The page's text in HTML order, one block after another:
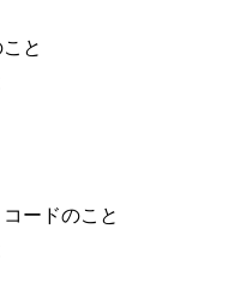
と
ードのこと